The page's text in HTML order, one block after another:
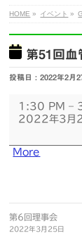
HOME » イベント »
第51回血
投稿日 : 2022年2月
51
管
術
研
究
1:30 PM –
2022年3月
More
第6回理事会
2022年3月25日